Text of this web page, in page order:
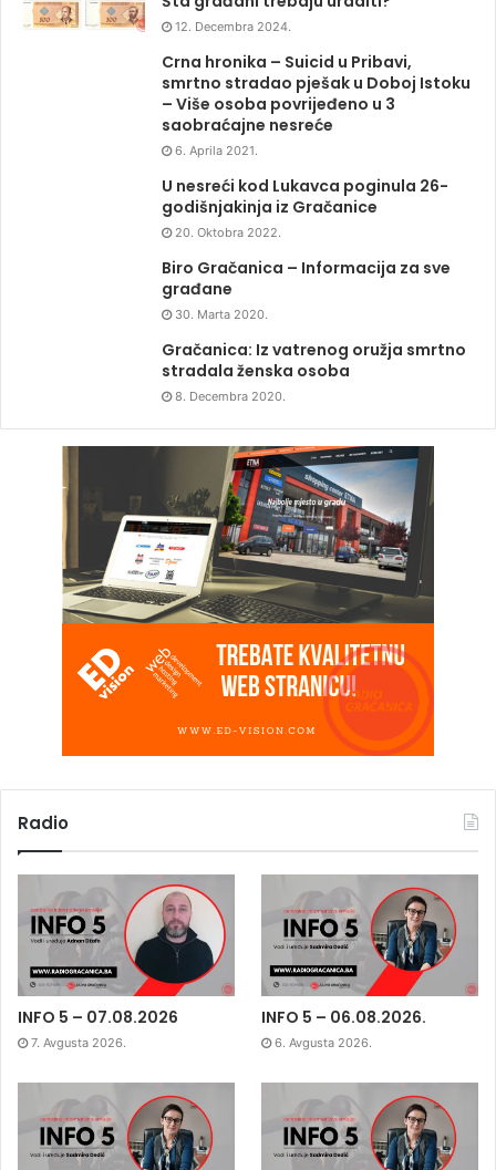
12. Decembra 2024.
Crna hronika – Suicid u Pribavi,
smrtno stradao pješak u Doboj Istoku
– Više osoba povrijeđeno u 3
saobraćajne nesreće
6. Aprila 2021.
U nesreći kod Lukavca poginula 26-
godišnjakinja iz Gračanice
20. Oktobra 2022.
Biro Gračanica – Informacija za sve
građane
30. Marta 2020.
Gračanica: Iz vatrenog oružja smrtno
stradala ženska osoba
8. Decembra 2020.
Radio
INFO 5 – 07.08.2026
7. Avgusta 2026.
INFO 5 – 06.08.2026.
6. Avgusta 2026.